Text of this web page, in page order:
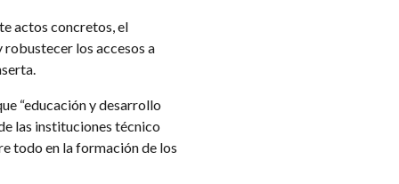
actos concretos, el
los accesos a
“educación y desarrollo
las instituciones técnico
todo en la formación de los